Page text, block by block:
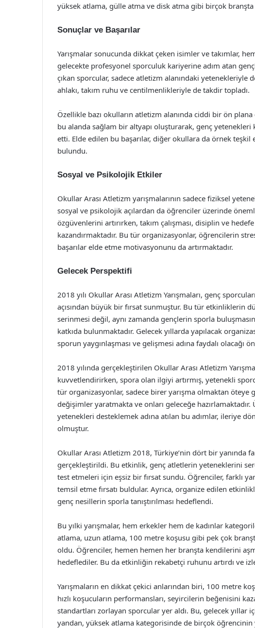
yüksek atlama, gülle atma ve disk atma gibi birçok
Sonuçlar ve Başarılar
Yarışmalar sonucunda dikkat çeken isimler ve takımlar,
gelecekte profesyonel sporculuk kariyerine adım atan
çıkan sporcular, sadece atletizm alanındaki yetenekleriyle
ahlakı, takım ruhu ve centilmenlikleriyle de takdir topladı.
Özellikle bazı okulların atletizm alanında ciddi bir ön plana
bu alanda sağlam bir altyapı oluşturarak, genç
etti. Elde edilen bu başarılar, diğer okullara da örnek
bulundu.
Sosyal ve Psikolojik Etkiler
Okullar Arası Atletizm yarışmalarının sadece fiziksel
sosyal ve psikolojik açılardan da öğrenciler üzerinde
özgüvenlerini artırırken, takım çalışması, disiplin ve
kazandırmaktadır. Bu tür organizasyonlar, öğrencilerin
başarılar elde etme motivasyonunu da artırmaktadır.
Gelecek Perspektifi
2018 yılı Okullar Arası Atletizm Yarışmaları, genç
açısından büyük bir fırsat sunmuştur. Bu tür etkinliklerin
serinmesi değil, aynı zamanda gençlerin sporla
katkıda bulunmaktadır. Gelecek yıllarda yapılacak
sporun yaygınlaşması ve gelişmesi adına faydalı olacağı
2018 yılında gerçekleştirilen Okullar Arası Atletizm
kuvvetlendirirken, spora olan ilgiyi artırmış, yetenekli
tür organizasyonlar, sadece birer yarışma olmaktan öteye
değişimler yaratmakta ve onları geleceğe
yetenekleri desteklemek adına atılan bu adımlar, ileriye
olmuştur.
Okullar Arası Atletizm 2018, Türkiye’nin dört bir yanında
gerçekleştirildi. Bu etkinlik, genç atletlerin yeteneklerini
test etmeleri için eşsiz bir fırsat sundu. Öğrenciler, farklı
temsil etme fırsatı buldular. Ayrıca, organize edilen
genç nesillerin sporla tanıştırılması hedeflendi.
Bu yılki yarışmalar, hem erkekler hem de kadınlar
atlama, uzun atlama, 100 metre koşusu gibi pek çok
oldu. Öğrenciler, hemen hemen her branşta kendilerini
hedeflediler. Bu da etkinliğin rekabetçi ruhunu artırdı ve
Yarışmaların en dikkat çekici anlarından biri, 100 metre
hızlı koşucuların performansları, seyircilerin beğenisini
standartları zorlayan sporcular yer aldı. Bu, gelecek
yandan, yüksek atlama kategorisinde de birçok öğrencinin